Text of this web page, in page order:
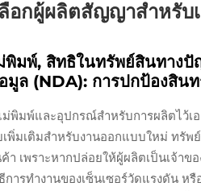
อกผู้ผลิตสัญญาสำหรับ
พิมพ์, สิทธิในทรัพย์สินทาง
มูล (NDA): การปกป้องสิ
พิมพ์และอุปกรณ์สำหรับการผลิตไว้เ
เพิ่มเติมสำหรับงานออกแบบใหม่ ทรั
า เพราะหากปล่อยให้ผู้ผลิตเป็นเจ้าข
การทำงานของเซ็นเซอร์วัดแรงดัน